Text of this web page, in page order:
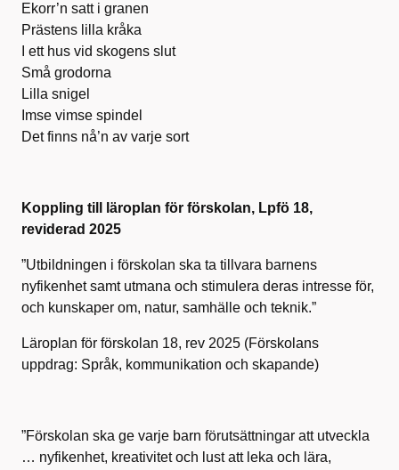
Ekorr’n satt i granen
Prästens lilla kråka
I ett hus vid skogens slut
Små grodorna
Lilla snigel
Imse vimse spindel
Det finns nå’n av varje sort
Koppling till läroplan för förskolan, Lpfö 18,
reviderad 2025
”Utbildningen i förskolan ska ta tillvara barnens
nyfikenhet samt utmana och stimulera deras intresse för,
och kunskaper om, natur, samhälle och teknik.”
Läroplan för förskolan 18, rev 2025 (Förskolans
uppdrag: Språk, kommunikation och skapande)
”Förskolan ska ge varje barn förutsättningar att utveckla
… nyfikenhet, kreativitet och lust att leka och lära,